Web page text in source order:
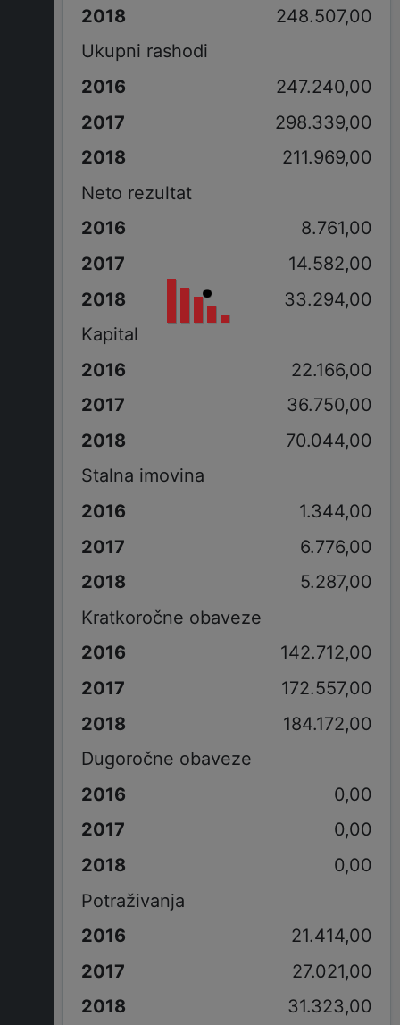
248.507,00
Ukupni rashodi
247.240,00
298.339,00
211.969,00
Neto rezultat
8.761,00
14.582,00
33.294,00
Kapital
22.166,00
36.750,00
70.044,00
Stalna imovina
1.344,00
6.776,00
5.287,00
Kratkoročne obaveze
142.712,00
172.557,00
184.172,00
Dugoročne obaveze
0,00
0,00
0,00
Potraživanja
21.414,00
27.021,00
31.323,00